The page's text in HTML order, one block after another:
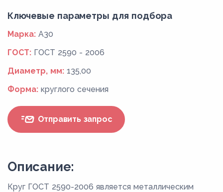
Ключевые параметры для подбора
Марка: А30
ГОСТ: ГОСТ 2590 - 2006
Диаметр, мм: 135,00
Форма: круглого сечения
Отправить запрос
Описание:
Круг ГОСТ 2590-2006 является металлическим